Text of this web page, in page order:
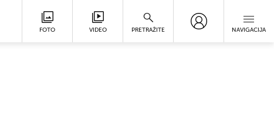
FOTO VIDEO PRETRAŽITE NAVIGACIJA